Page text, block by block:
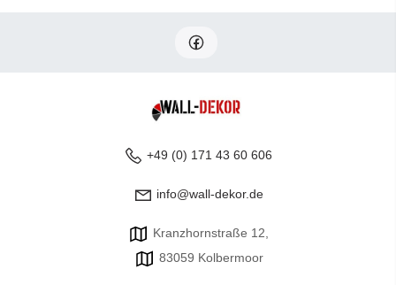
+49 (0) 171 43 60 606
info@wall-dekor.de
Kranzhornstraße 12,
83059 Kolbermoor